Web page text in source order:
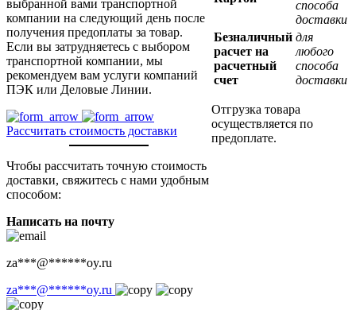
выбранной вами транспортной
компании на следующий день после
получения предоплаты за товар.
Если вы затрудняетесь с выбором
транспортной компании, мы
рекомендуем вам услуги компаний
ПЭК или Деловые Линии.
Рассчитать стоимость доставки
Чтобы рассчитать точную стоимость
доставки, свяжитесь с нами удобным
способом:
Написать на почту
za***@******oy.ru
za***@******oy.ru
способа
доставки
Безналичный
расчет на
расчетный
счет
для
любого
способа
доставки
Отгрузка товара
осуществляется по
предоплате.